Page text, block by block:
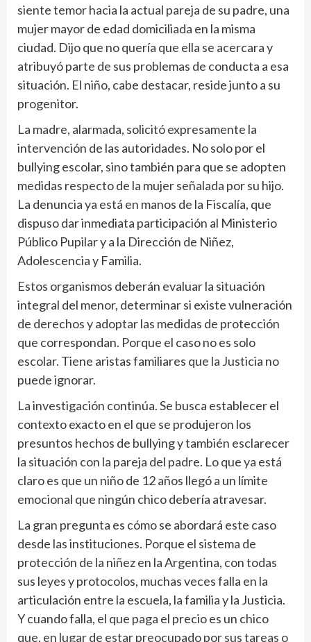
siente temor hacia la actual pareja de su padre, una
mujer mayor de edad domiciliada en la misma
ciudad. Dijo que no quería que ella se acercara y
atribuyó parte de sus problemas de conducta a esa
situación. El niño, cabe destacar, reside junto a su
progenitor.
La madre, alarmada, solicitó expresamente la
intervención de las autoridades. No solo por el
bullying escolar, sino también para que se adopten
medidas respecto de la mujer señalada por su hijo.
La denuncia ya está en manos de la Fiscalía, que
dispuso dar inmediata participación al Ministerio
Público Pupilar y a la Dirección de Niñez,
Adolescencia y Familia.
Estos organismos deberán evaluar la situación
integral del menor, determinar si existe vulneración
de derechos y adoptar las medidas de protección
que correspondan. Porque el caso no es solo
escolar. Tiene aristas familiares que la Justicia no
puede ignorar.
La investigación continúa. Se busca establecer el
contexto exacto en el que se produjeron los
presuntos hechos de bullying y también esclarecer
la situación con la pareja del padre. Lo que ya está
claro es que un niño de 12 años llegó a un límite
emocional que ningún chico debería atravesar.
La gran pregunta es cómo se abordará este caso
desde las instituciones. Porque el sistema de
protección de la niñez en la Argentina, con todas
sus leyes y protocolos, muchas veces falla en la
articulación entre la escuela, la familia y la Justicia.
Y cuando falla, el que paga el precio es un chico
que, en lugar de estar preocupado por sus tareas o